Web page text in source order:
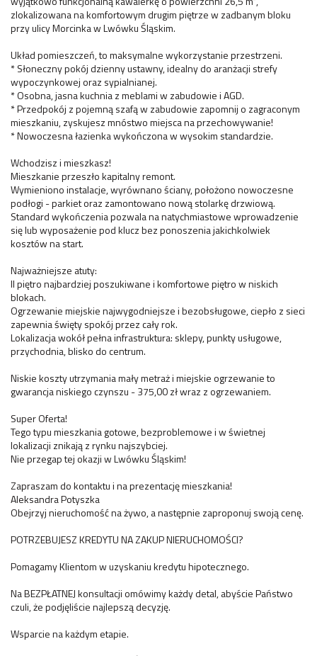
zlokalizowana na komfortowym drugim piętrze w zadbanym bloku
przy ulicy Morcinka w Lwówku Śląskim.
Układ pomieszczeń, to maksymalne wykorzystanie przestrzeni.
* Słoneczny pokój dzienny ustawny, idealny do aranżacji strefy
wypoczynkowej oraz sypialnianej.
* Osobna, jasna kuchnia z meblami w zabudowie i AGD.
* Przedpokój z pojemną szafą w zabudowie zapomnij o zagraconym
mieszkaniu, zyskujesz mnóstwo miejsca na przechowywanie!
* Nowoczesna łazienka wykończona w wysokim standardzie.
Wchodzisz i mieszkasz!
Mieszkanie przeszło kapitalny remont.
Wymieniono instalacje, wyrównano ściany, położono nowoczesne
podłogi - parkiet oraz zamontowano nową stolarkę drzwiową.
Standard wykończenia pozwala na natychmiastowe wprowadzenie
się lub wyposażenie pod klucz bez ponoszenia jakichkolwiek
kosztów na start.
Najważniejsze atuty:
II piętro najbardziej poszukiwane i komfortowe piętro w niskich
blokach.
Ogrzewanie miejskie najwygodniejsze i bezobsługowe, ciepło z sieci
zapewnia święty spokój przez cały rok.
Lokalizacja wokół pełna infrastruktura: sklepy, punkty usługowe,
przychodnia, blisko do centrum.
Niskie koszty utrzymania mały metraż i miejskie ogrzewanie to
gwarancja niskiego czynszu - 375,00 zł wraz z ogrzewaniem.
Super Oferta!
Tego typu mieszkania gotowe, bezproblemowe i w świetnej
lokalizacji znikają z rynku najszybciej.
Nie przegap tej okazji w Lwówku Śląskim!
Zapraszam do kontaktu i na prezentację mieszkania!
Aleksandra Potyszka
Obejrzyj nieruchomość na żywo, a następnie zaproponuj swoją cenę.
POTRZEBUJESZ KREDYTU NA ZAKUP NIERUCHOMOŚCI?
Pomagamy Klientom w uzyskaniu kredytu hipotecznego.
Na BEZPŁATNEJ konsultacji omówimy każdy detal, abyście Państwo
czuli, że podjęliście najlepszą decyzję.
Wsparcie na każdym etapie.